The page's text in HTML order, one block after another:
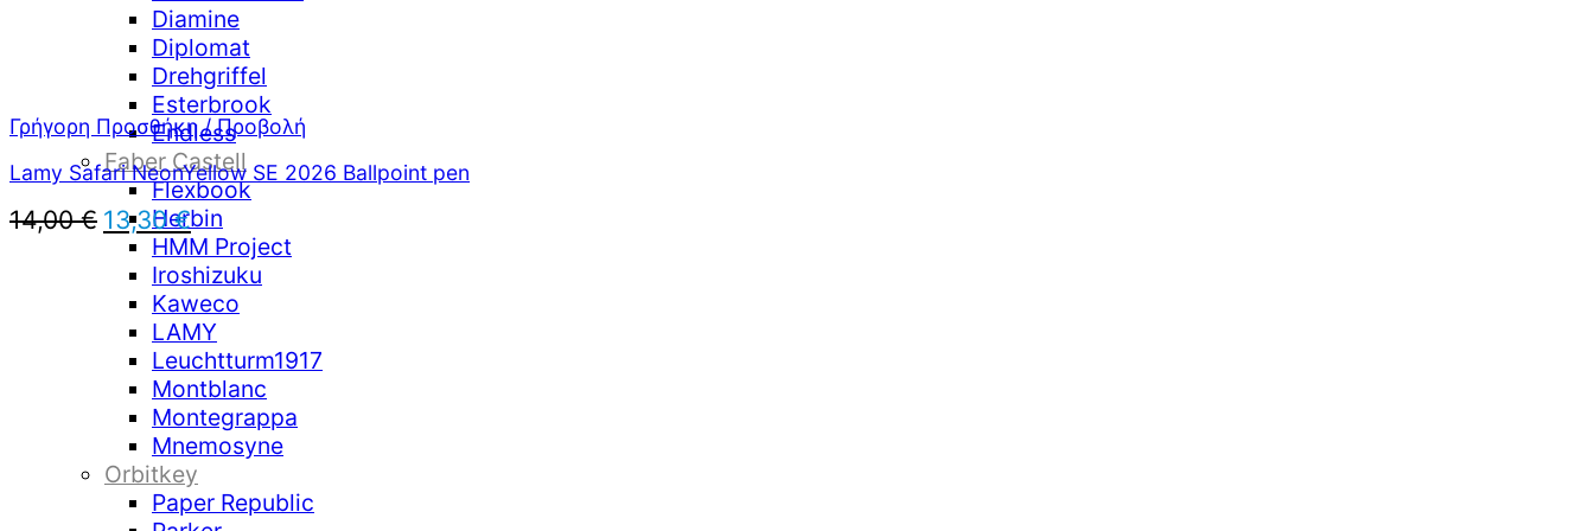
Diamine
Diplomat
Drehgriffel
Esterbrook
Endless
Faber Castell
Flexbook
Herbin
HMM Project
Iroshizuku
Kaweco
LAMY
Leuchtturm1917
Montblanc
Montegrappa
Mnemosyne
Orbitkey
Paper Republic
Γρήγορη Προσθήκη / Προβολή
Lamy Safari NeonYellow SE 2026 Ballpoint pen
14,00€ Original
price
was:
14,00 €.
13,30€Η
τρέχουσα
τιμή
είναι:
13,30 €.